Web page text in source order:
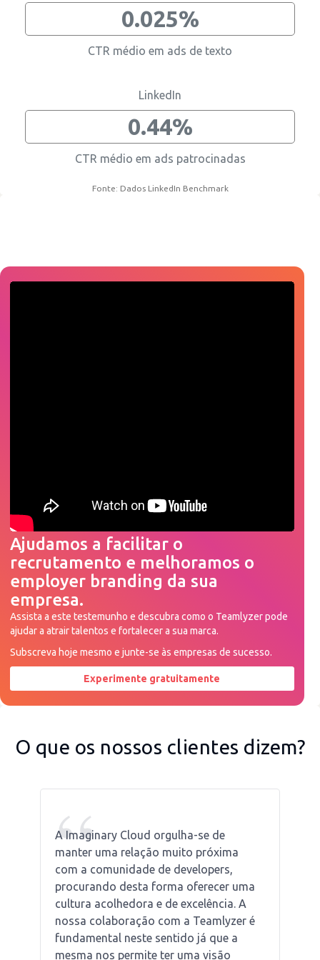
Peça uma demonstração agora
0.025%
CTR médio em ads de texto
LinkedIn
0.44%
CTR médio em ads patrocinadas
Fonte: Dados LinkedIn Benchmark
Ajudamos a facilitar o
recrutamento e melhoramos o
employer branding da sua
empresa.
Assista a este testemunho e descubra como o Teamlyzer pode
ajudar a atrair talentos e fortalecer a sua marca.
Subscreva hoje mesmo e junte-se às empresas de sucesso.
Experimente gratuitamente
O que os nossos clientes dizem?
“
A Imaginary Cloud orgulha-se de
manter uma relação muito próxima
com a comunidade de developers,
procurando desta forma oferecer uma
cultura acolhedora e de excelência. A
nossa colaboração com a Teamlyzer é
fundamental neste sentido já que a
mesma nos permite ter uma visão